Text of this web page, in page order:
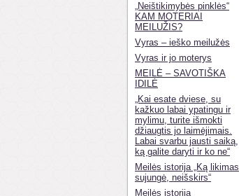
„Neištikimybės pinklės“
KAM MOTERIAI
MEILUŽIS?
Vyras – ieško meilužės
Vyras ir jo moterys
MEILĖ – SAVOTIŠKA
IDILĖ
„Kai esate dviese, su
kažkuo labai ypatingu ir
mylimu, turite išmokti
džiaugtis jo laimėjimais.
Labai svarbu jausti saiką,
ką galite daryti ir ko ne“
Meilės istorija „Ką likimas
sujungė, neišskirs“
Meilės istorija